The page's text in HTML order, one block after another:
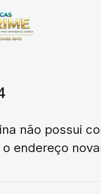
não possui
endereço